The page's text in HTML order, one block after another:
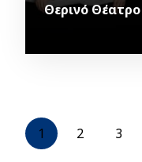
Θερινό Θέατρο
Pagination
Current
page
1 Page
2 Page
3